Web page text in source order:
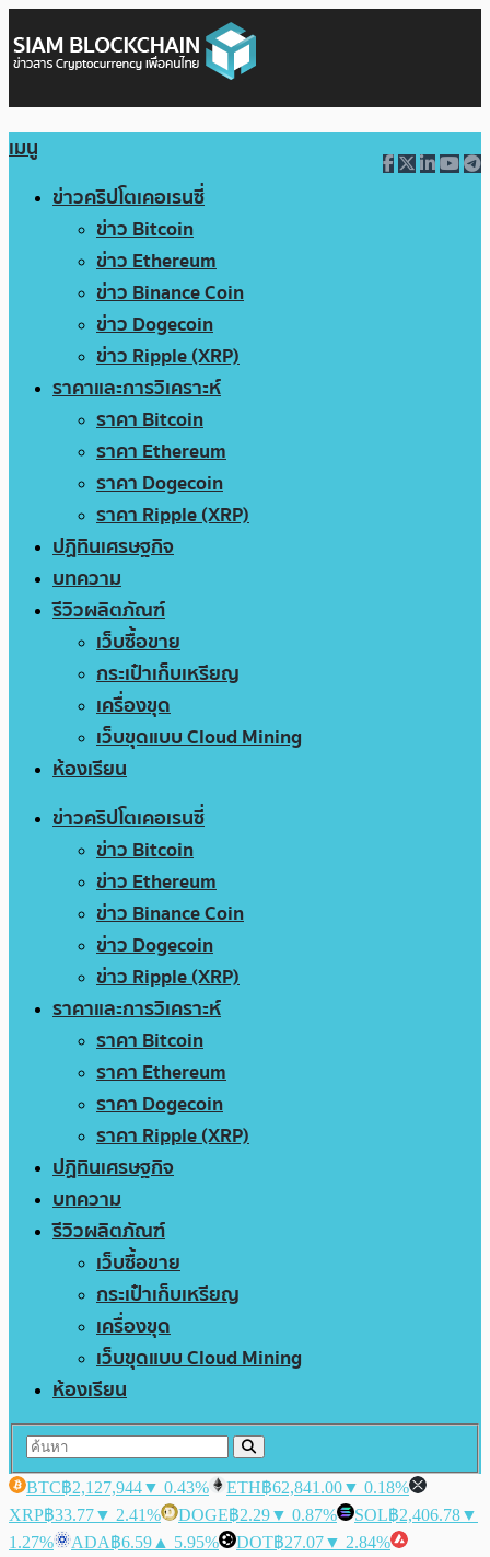
เมนู
ข่าวคริปโตเคอเรนซี่
ข่าว Bitcoin
ข่าว Ethereum
ข่าว Binance Coin
ข่าว Dogecoin
ข่าว Ripple (XRP)
ราคาและการวิเคราะห์
ราคา Bitcoin
ราคา Ethereum
ราคา Dogecoin
ราคา Ripple (XRP)
ปฏิทินเศรษฐกิจ
บทความ
รีวิวผลิตภัณฑ์
เว็บซื้อขาย
กระเป๋าเก็บเหรียญ
เครื่องขุด
เว็บขุดแบบ Cloud Mining
ห้องเรียน
ข่าวคริปโตเคอเรนซี่
ข่าว Bitcoin
ข่าว Ethereum
ข่าว Binance Coin
ข่าว Dogecoin
ข่าว Ripple (XRP)
ราคาและการวิเคราะห์
ราคา Bitcoin
ราคา Ethereum
ราคา Dogecoin
ราคา Ripple (XRP)
ปฏิทินเศรษฐกิจ
บทความ
รีวิวผลิตภัณฑ์
เว็บซื้อขาย
กระเป๋าเก็บเหรียญ
เครื่องขุด
เว็บขุดแบบ Cloud Mining
ห้องเรียน
BTC฿2,127,944▼ 0.43% ETH฿62,841.00▼ 0.18%
XRP฿33.77▼ 2.41% DOGE฿2.29▼ 0.87% SOL฿2,406.78▼
1.27%
ADA฿6.59 ▲ 5.95% DOT฿27.07▼ 2.84%